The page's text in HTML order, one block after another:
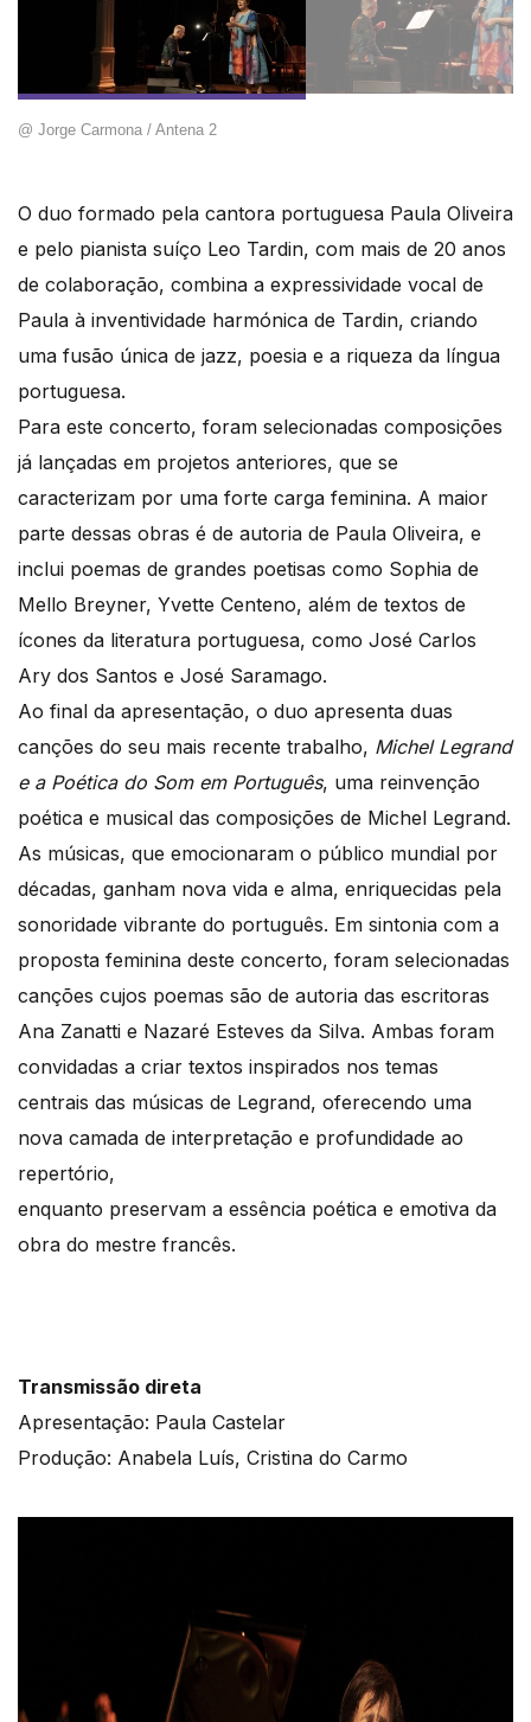
@ Jorge Carmona / Antena 2
O duo formado pela cantora portuguesa Paula Oliveira
e pelo pianista suíço Leo Tardin, com mais de 20 anos
de colaboração, combina a expressividade vocal de
Paula à inventividade harmónica de Tardin, criando
uma fusão única de jazz, poesia e a riqueza da língua
portuguesa.
Para este concerto, foram selecionadas composições
já lançadas em projetos anteriores, que se
caracterizam por uma forte carga feminina. A maior
parte dessas obras é de autoria de Paula Oliveira, e
inclui poemas de grandes poetisas como Sophia de
Mello Breyner, Yvette Centeno, além de textos de
ícones da literatura portuguesa, como José Carlos
Ary dos Santos e José Saramago.
Ao final da apresentação, o duo apresenta duas
canções do seu mais recente trabalho, Michel Legrand
e a Poética do Som em Português, uma reinvenção
poética e musical das composições de Michel Legrand.
As músicas, que emocionaram o público mundial por
décadas, ganham nova vida e alma, enriquecidas pela
sonoridade vibrante do português. Em sintonia com a
proposta feminina deste concerto, foram selecionadas
canções cujos poemas são de autoria das escritoras
Ana Zanatti e Nazaré Esteves da Silva. Ambas foram
convidadas a criar textos inspirados nos temas
centrais das músicas de Legrand, oferecendo uma
nova camada de interpretação e profundidade ao
repertório,
enquanto preservam a essência poética e emotiva da
obra do mestre francês.
Transmissão direta
Apresentação: Paula Castelar
Produção: Anabela Luís, Cristina do Carmo